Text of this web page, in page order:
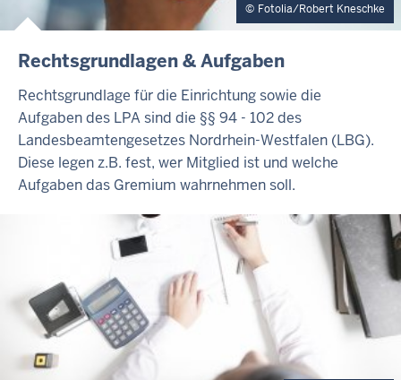
Fotolia/Robert Kneschke
Rechtsgrundlagen & Aufgaben
Rechtsgrundlage für die Einrichtung sowie die
Aufgaben des LPA sind die §§ 94 - 102 des
Landesbeamtengesetzes Nordrhein-Westfalen (LBG).
Diese legen z.B. fest, wer Mitglied ist und welche
Aufgaben das Gremium wahrnehmen soll.